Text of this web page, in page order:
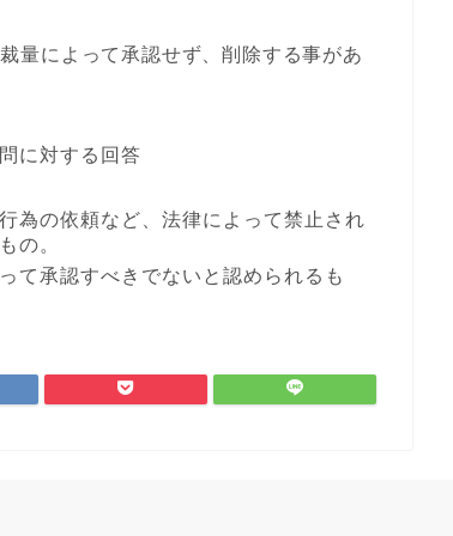
量によって承認せず、削除する事があ
に対する回答
為の依頼など、法律によって禁止され
の。
て承認すべきでないと認められるも